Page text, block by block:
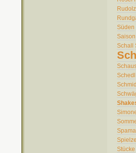
Rudolz
Süden
Saison
Schall
Schedl
Stücke